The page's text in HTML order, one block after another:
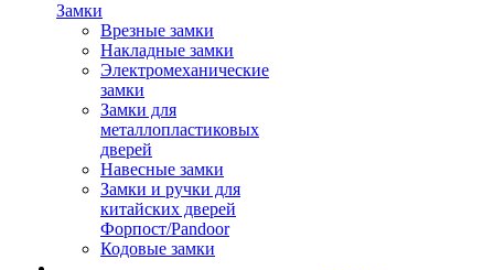
Замки
Врезные замки
Накладные замки
Электромеханические
замки
Замки для
металлопластиковых
дверей
Навесные замки
Замки и ручки для
китайских дверей
Форпост/Раndoor
Кодовые замки